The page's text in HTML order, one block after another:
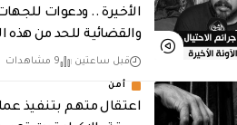
الأخيرة .. ودعوات
والقضائية للحد من هذه
قبل ساعتين 9 مشاهدات
أمن
اعتقال متهم بتنفيذ